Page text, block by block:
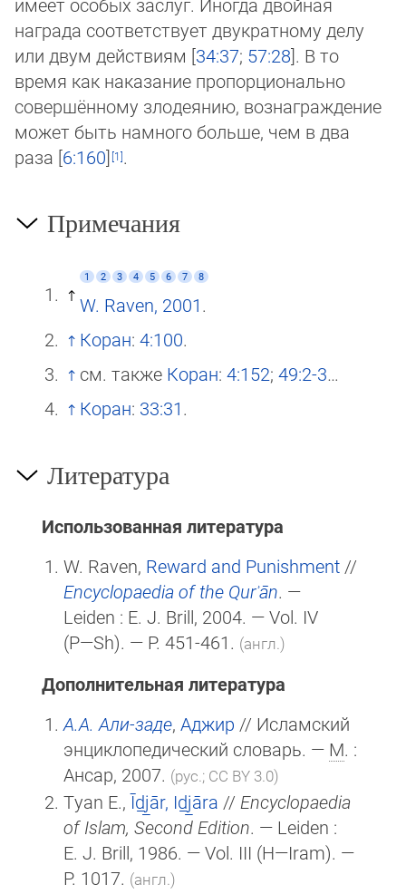
награда соответствует двукратному делу
или двум действиям [34:37; 57:28]. В то
время как нака­за­ние про­пор­цио­наль­но
совершённому злодеянию, вознаграждение
может быть намного больше, чем в два
раза [6:160] .
Примечания
1 2 3 4 5 6 7 8
W. Raven, 2001.
Коран: 4:100.
см. также Коран: 4:152; 49:2-3…
Коран: 33:31.
Литература
Использованная литература
W. Raven, Reward and Punishment //
Encyclopaedia of the Qurʾān. —
Leiden : E. J. Brill, 2004. — Vol. IV
(P—Sh). — P. 451-461. (англ.)
Дополнительная литература
А.А. Али-заде, Аджир // Исламский
энциклопедический словарь. — М. :
Ансар, 2007. (рус.; CC BY 3.0)
Tyan E.,Īd̲j̲ār, Id̲j̲āra // Encyclopaedia
of Islam, Second Edition. — Leiden :
E. J. Brill, 1986. — Vol. III (H—Iram). —
P. 1017. (англ.)